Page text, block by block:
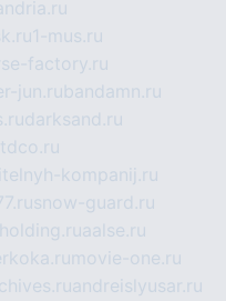
1-mus.ru
factory.ru
jun.rubandamn.ru
darksand.ru
rtdco.ru
kompanij.ru
snow-guard.ru
aalse.ru
movie-one.ru
andreislyusar.ru